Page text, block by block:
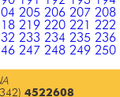
205 206 207 208
219 220 221 222
233 234 235 236
247 248 249 250
4522608